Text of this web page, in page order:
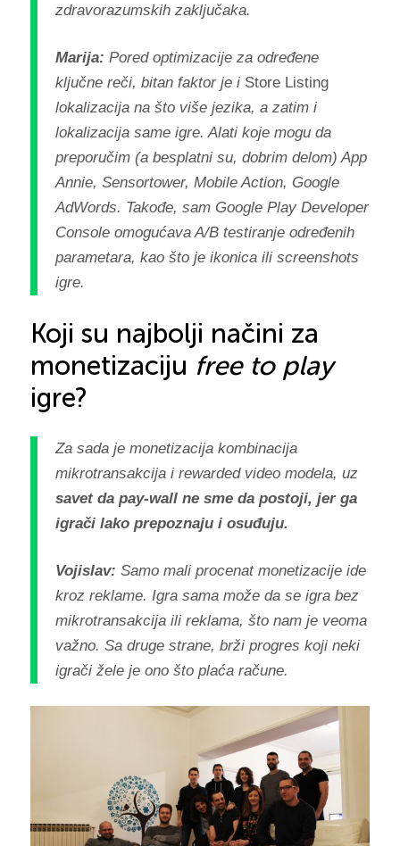
zdravorazumskih zaključaka.
Marija: Pored optimizacije za određene
ključne reči, bitan faktor je i Store Listing
lokalizacija na što više jezika, a zatim i
lokalizacija same igre. Alati koje mogu da
preporučim (a besplatni su, dobrim delom) App
Annie, Sensortower, Mobile Action, Google
AdWords. Takođe, sam Google Play Developer
Console omogućava A/B testiranje određenih
parametara, kao što je ikonica ili screenshots
igre.
Koji su najbolji načini za
monetizaciju free to play
igre?
Za sada je monetizacija kombinacija
mikrotransakcija i rewarded video modela, uz
savet da pay-wall ne sme da postoji, jer ga
igrači lako prepoznaju i osuđuju.
Vojislav: Samo mali procenat monetizacije ide
kroz reklame. Igra sama može da se igra bez
mikrotransakcija ili reklama, što nam je veoma
važno. Sa druge strane, brži progres koji neki
igrači žele je ono što plaća račune.